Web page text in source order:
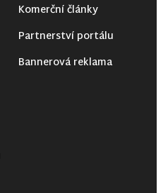
Komerční články
Partnerství portálu
Bannerová reklama